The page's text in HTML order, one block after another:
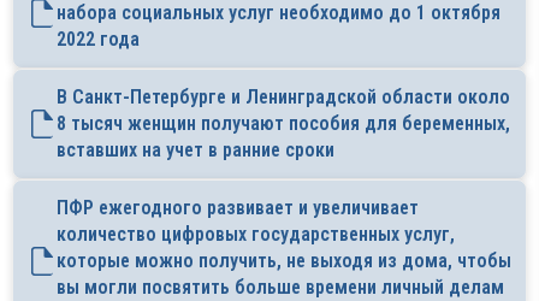
набора социальных услуг необходимо до 1 октября
2022 года
В Санкт-Петербурге и Ленинградской области около
8 тысяч женщин получают пособия для беременных,
вставших на учет в ранние сроки
ПФР ежегодного развивает и увеличивает
количество цифровых государственных услуг,
которые можно получить, не выходя из дома, чтобы
вы могли посвятить больше времени личный делам